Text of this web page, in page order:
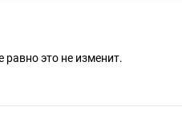
равно это не изменит.